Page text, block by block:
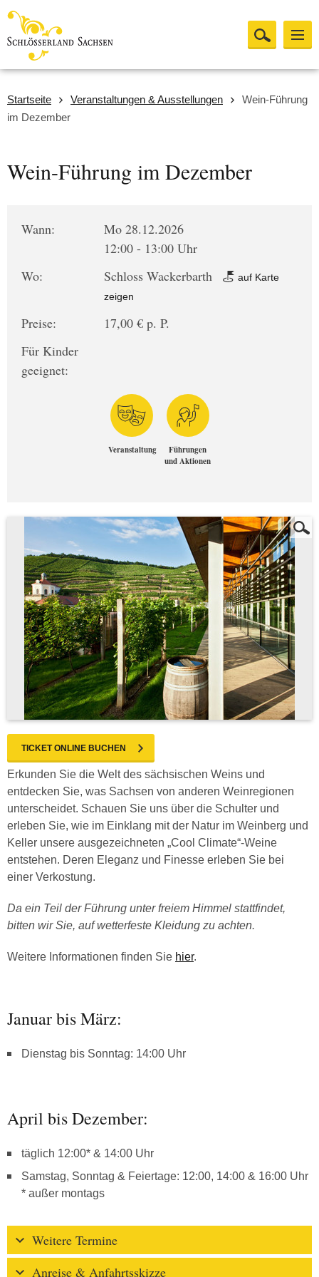
Startseite Veranstaltungen & Ausstellungen
Wein-Führung
im Dezember
Wein-Führung im Dezember
Wann:
Mo 28.12.2026
12:00 - 13:00 Uhr
Wo:
Schloss Wackerbarth
auf Karte
zeigen
Preise:
17,00 € p. P.
Für Kinder
geeignet:
Veranstaltung
Führungen
und Aktionen
TICKET ONLINE BUCHEN
Erkunden Sie die Welt des sächsischen Weins und
entdecken Sie, was Sachsen von anderen Weinregionen
unterscheidet. Schauen Sie uns über die Schulter und
erleben Sie, wie im Einklang mit der Natur im Weinberg und
Keller unsere ausgezeichneten „Cool Climate“-Weine
entstehen. Deren Eleganz und Finesse erleben Sie bei
einer Verkostung.
Da ein Teil der Führung unter freiem Himmel stattfindet,
bitten wir Sie, auf wetterfeste Kleidung zu achten.
Weitere Informationen finden Sie hier.
Januar bis März:
Dienstag bis Sonntag: 14:00 Uhr
April bis Dezember:
täglich 12:00* & 14:00 Uhr
Samstag, Sonntag & Feiertage: 12:00, 14:00 & 16:00 Uhr
* außer montags
Weitere Termine
Anreise & Anfahrtsskizze